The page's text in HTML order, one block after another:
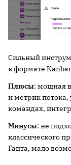
Сильный
в формате
Плюсы: мощная
и метрик потока,
командах,
Минусы: не
классического
Ганта, мало